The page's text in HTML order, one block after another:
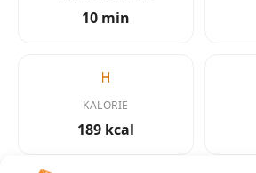
10 min
KALORIE
189 kcal